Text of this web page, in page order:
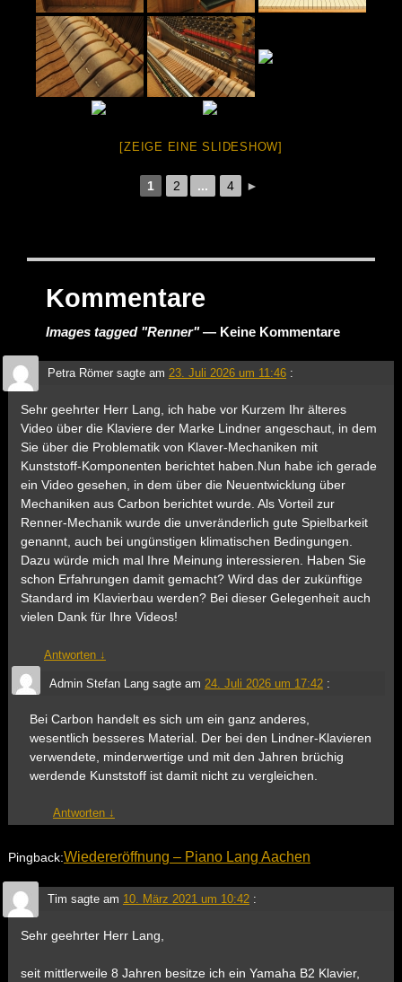
[ZEIGE EINE SLIDESHOW]
1 2 ... 4 ►
Kommentare
Images tagged "Renner"— Keine Kommentare
Petra Römersagte am 23. Juli 2026 um 11:46 :
Sehr geehrter Herr Lang, ich habe vor Kurzem Ihr älteres
Video über die Klaviere der Marke Lindner angeschaut, in dem
Sie über die Problematik von Klaver-Mechaniken mit
Kunststoff-Komponenten berichtet haben.Nun habe ich gerade
ein Video gesehen, in dem über die Neuentwicklung über
Mechaniken aus Carbon berichtet wurde. Als Vorteil zur
Renner-Mechanik wurde die unveränderlich gute Spielbarkeit
genannt, auch bei ungünstigen klimatischen Bedingungen.
Dazu würde mich mal Ihre Meinung interessieren. Haben Sie
schon Erfahrungen damit gemacht? Wird das der zukünftige
Standard im Klavierbau werden? Bei dieser Gelegenheit auch
vielen Dank für Ihre Videos!
Antworten ↓
Admin Stefan Langsagte am 24. Juli 2026 um 17:42 :
Bei Carbon handelt es sich um ein ganz anderes,
wesentlich besseres Material. Der bei den Lindner-Klavieren
verwendete, minderwertige und mit den Jahren brüchig
werdende Kunststoff ist damit nicht zu vergleichen.
Antworten ↓
Pingback:Wiedereröffnung – Piano Lang Aachen
Tim sagte am 10. März 2021 um 10:42 :
Sehr geehrter Herr Lang,
seit mittlerweile 8 Jahren besitze ich ein Yamaha B2 Klavier,